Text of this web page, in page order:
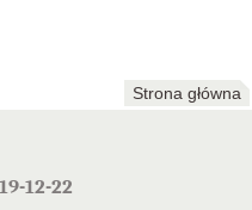
Strona główna
12-22